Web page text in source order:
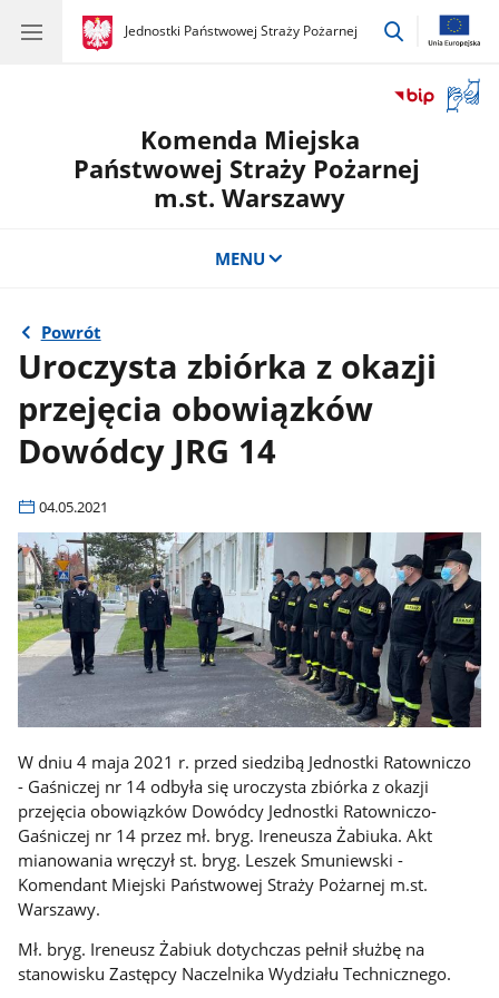
gov.pl
Jednostki Państwowej Straży Pożarnej
gov.pl
Jednostki
przejdź
okno
Komenda Miejska
Państwowej Straży Pożarnej
m.st. Warszawy
MENU
Powrót
Uroczysta zbiórka z okazji
przejęcia obowiązków
Dowódcy JRG 14
04.05.2021
W dniu 4 maja 2021 r. przed siedzibą Jednostki Ratowniczo
- Gaśniczej nr 14 odbyła się uroczysta zbiórka z okazji
przejęcia obowiązków Dowódcy Jednostki Ratowniczo-
Gaśniczej nr 14 przez mł. bryg. Ireneusza Żabiuka. Akt
mianowania wręczył st. bryg. Leszek Smuniewski -
Komendant Miejski Państwowej Straży Pożarnej m.st.
Warszawy.
Mł. bryg. Ireneusz Żabiuk dotychczas pełnił służbę na
stanowisku Zastępcy Naczelnika Wydziału Technicznego.